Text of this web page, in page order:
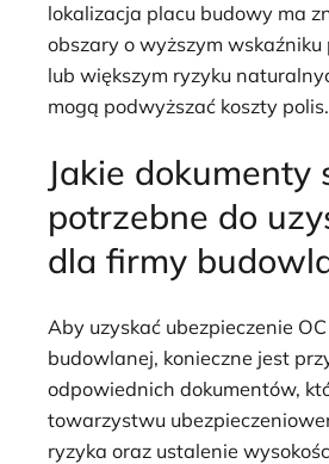
lokalizacja placu budowy ma
obszary o wyższym wskaźniku
lub większym ryzyku
mogą podwyższać koszty polis.
Jakie dokumenty
potrzebne do
dla firmy
Aby uzyskać ubezpieczenie
budowlanej, konieczne jest
odpowiednich dokumentów,
towarzystwu
ryzyka oraz ustalenie